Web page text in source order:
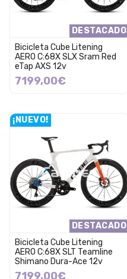
DESTACADO
Bicicleta Cube Litening
AERO C:68X SLX Sram Red
eTap AXS 12v
7199,00€
DESTACADO
¡NUEVO!
Bicicleta Cube Litening
AERO C:68X SLT Teamline
Shimano Dura-Ace 12v
7199,00€